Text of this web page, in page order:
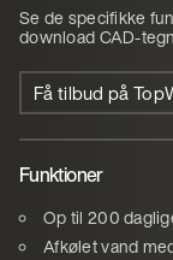
Se de specifikke
download CAD-
Få tilbud på
Funktioner
Op til 200
Afkølet vand